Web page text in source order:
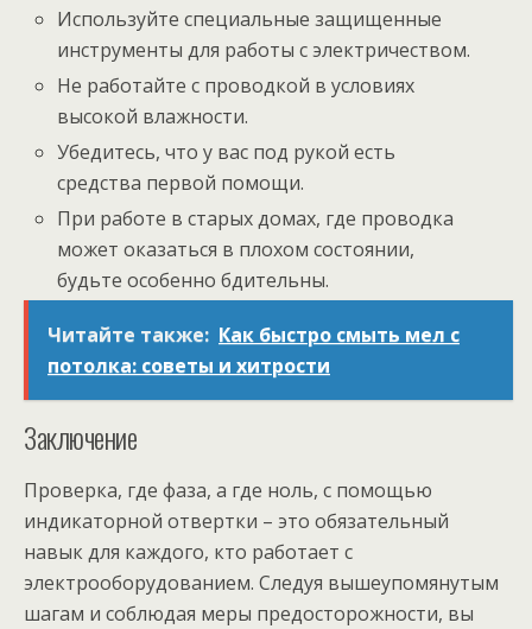
Используйте специальные защищенные
инструменты для работы с электричеством.
Не работайте с проводкой в условиях
высокой влажности.
Убедитесь, что у вас под рукой есть
средства первой помощи.
При работе в старых домах, где проводка
может оказаться в плохом состоянии,
будьте особенно бдительны.
Читайте также: Как быстро смыть мел с
потолка: советы и хитрости
Заключение
Проверка, где фаза, а где ноль, с помощью
индикаторной отвертки – это обязательный
навык для каждого, кто работает с
электрооборудованием. Следуя вышеупомянутым
шагам и соблюдая меры предосторожности, вы